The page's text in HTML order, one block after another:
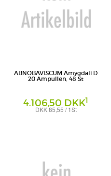
ABNOBAVISCUM Amygdali D
20 Ampullen, 48 St
4.106,50 DKK1
DKK 85,55 / 1St